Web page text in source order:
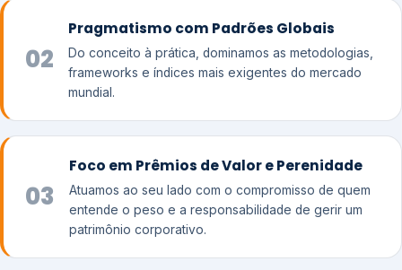
02
Pragmatismo com Padrões Globais
Do conceito à prática, dominamos as metodologias,
frameworks e índices mais exigentes do mercado
mundial.
03
Foco em Prêmios de Valor e Perenidade
Atuamos ao seu lado com o compromisso de quem
entende o peso e a responsabilidade de gerir um
patrimônio corporativo.